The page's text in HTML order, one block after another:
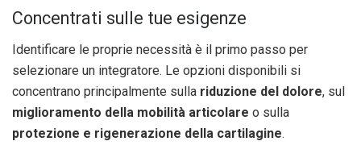
Concentrati sulle tue esigenze
Identificare le proprie necessità è il primo passo per
selezionare un integratore. Le opzioni disponibili si
concentrano principalmente sulla riduzione del dolore, sul
miglioramento della mobilità articolare o sulla
protezione e rigenerazione della cartilagine.